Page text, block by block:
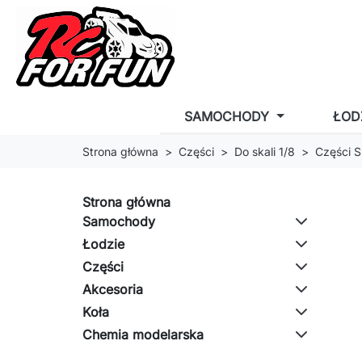
SAMOCHODY
Strona główna Części Do skali 1/8 Części
Strona główna
Samochody
Łodzie
Części
Akcesoria
Koła
Chemia modelarska